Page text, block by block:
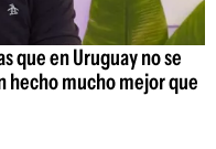
que en Uruguay no se
hecho mucho mejor que